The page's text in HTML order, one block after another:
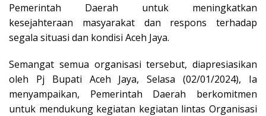
Pemerintah Daerah untuk meningkatkan
kesejahteraan masyarakat dan respons terhadap
segala situasi dan kondisi Aceh Jaya.
Semangat semua organisasi tersebut, diapresiasikan
oleh Pj Bupati Aceh Jaya, Selasa (02/01/2024), Ia
menyampaikan, Pemerintah Daerah berkomitmen
untuk mendukung kegiatan kegiatan lintas Organisasi